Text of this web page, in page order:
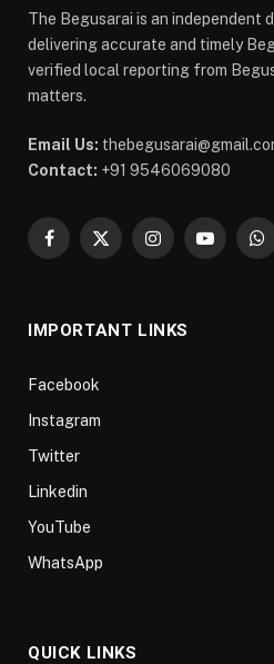
The Begusarai is an independent
delivering accurate and timely
verified local reporting from
matters.
Email Us:
Contact: +91 9546069080
Facebook
X
InstagramYouTube
IMPORTANT LINKS
Facebook
Instagram
Twitter
Linkedin
YouTube
WhatsApp
QUICK LINKS